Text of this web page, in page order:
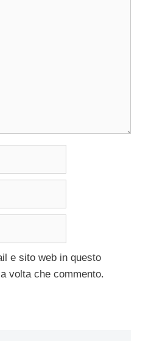
e sito web in questo
volta che commento.